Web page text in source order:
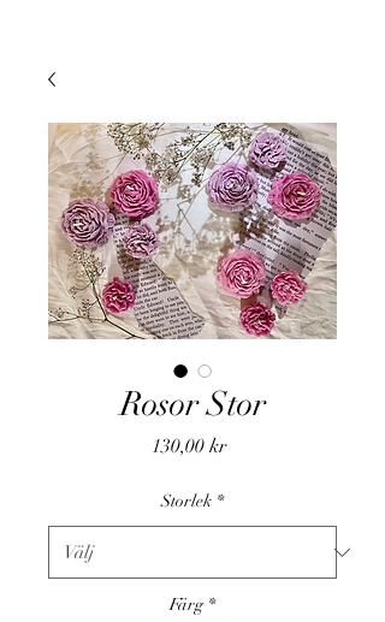
Rosor Stor
130,00 krPris
Storlek *
Färg *